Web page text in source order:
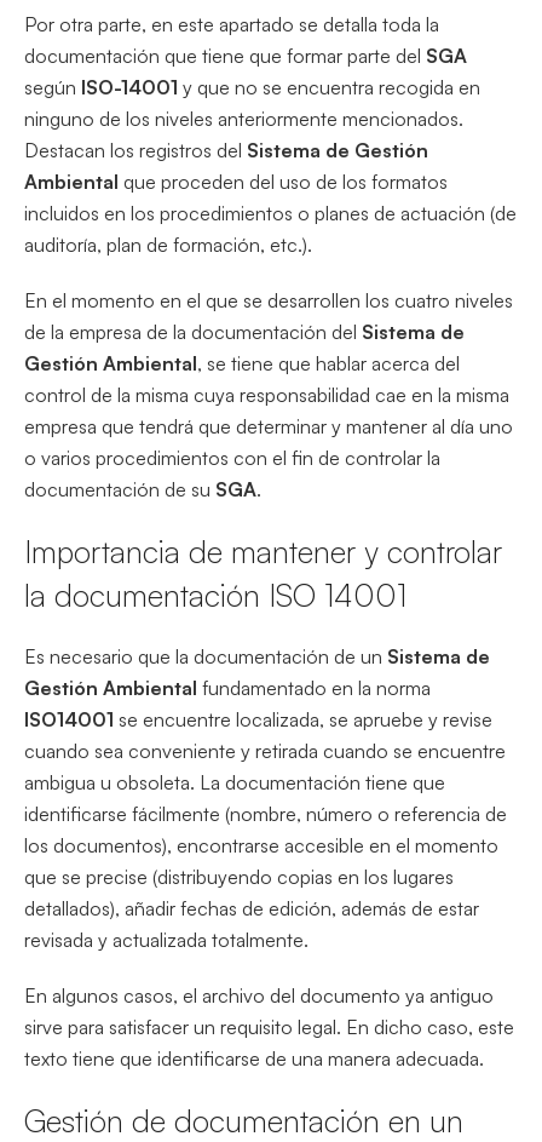
Por otra parte, en este apartado se detalla toda la
documentación que tiene que formar parte del SGA
según ISO-14001 y que no se encuentra recogida en
ninguno de los niveles anteriormente mencionados.
Destacan los registros del Sistema de Gestión
Ambiental que proceden del uso de los formatos
incluidos en los procedimientos o planes de actuación (de
auditoría, plan de formación, etc.).
En el momento en el que se desarrollen los cuatro niveles
de la empresa de la documentación del Sistema de
Gestión Ambiental, se tiene que hablar acerca del
control de la misma cuya responsabilidad cae en la misma
empresa que tendrá que determinar y mantener al día uno
o varios procedimientos con el fin de controlar la
documentación de su SGA.
Importancia de mantener y controlar
la documentación ISO 14001
Es necesario que la documentación de un Sistema de
Gestión Ambiental fundamentado en la norma
ISO14001 se encuentre localizada, se apruebe y revise
cuando sea conveniente y retirada cuando se encuentre
ambigua u obsoleta. La documentación tiene que
identificarse fácilmente (nombre, número o referencia de
los documentos), encontrarse accesible en el momento
que se precise (distribuyendo copias en los lugares
detallados), añadir fechas de edición, además de estar
revisada y actualizada totalmente.
En algunos casos, el archivo del documento ya antiguo
sirve para satisfacer un requisito legal. En dicho caso, este
texto tiene que identificarse de una manera adecuada.
Gestión de documentación en un